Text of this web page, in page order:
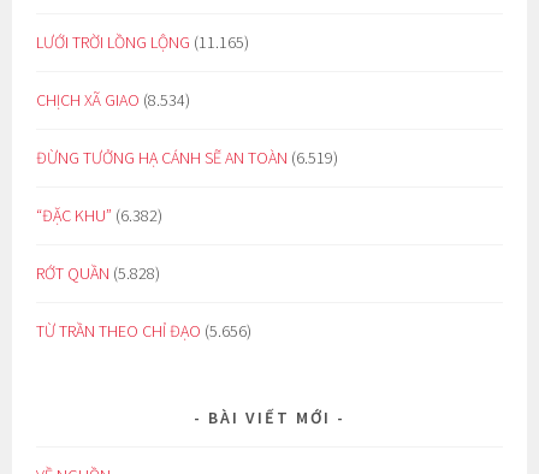
LƯỚI TRỜI LỒNG LỘNG (11.165)
CHỊCH XÃ GIAO (8.534)
ĐỪNG TƯỞNG HẠ CÁNH SẼ AN TOÀN (6.519)
“ĐẶC KHU” (6.382)
RỚT QUẦN (5.828)
TỪ TRẦN THEO CHỈ ĐẠO (5.656)
BÀI VIẾT MỚI